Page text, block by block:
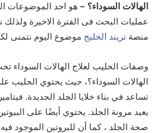
الهالات السوداء؟ – هو احد الموضوعات
عمليات البحث فى الفترة الاخيرة ولذلك
منصة تريند الخليج موضوع اليوم نتمنى
وصفات الحليب لعلاج الهالات السوداء
تساعد في بناء خلايا الجلد الجديدة.
يعيد مرونة الجلد. يحتوي أيضًا على
صحة الجلد ، كما أن للبروتين الموجود